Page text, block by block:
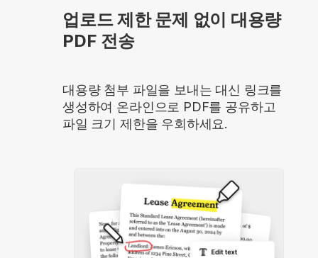
업로드 제한 문제 없이 대용량
PDF 전송
대용량 첨부 파일을 보내는 대신 링크를
생성하여 온라인으로 PDF를 공유하고
파일 크기 제한을 우회하세요.